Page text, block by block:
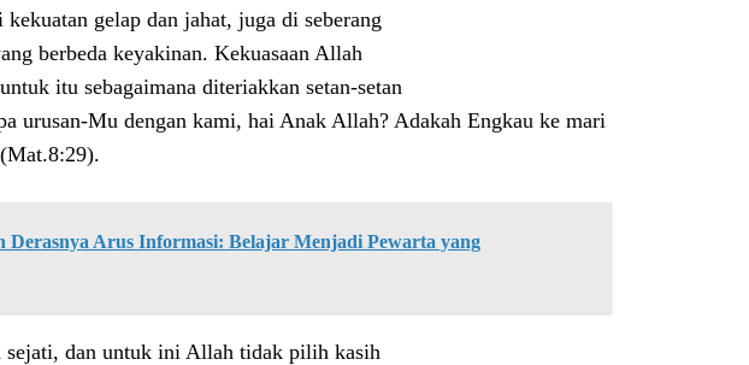
gelap dan jahat, juga di seberang
berbeda keyakinan. Kekuasaan Allah
itu sebagaimana diteriakkan setan-setan
urusan-Mu dengan kami, hai Anak Allah? Adakah Engkau ke mari
Derasnya Arus Informasi: Belajar Menjadi Pewarta yang
sejati, dan untuk ini Allah tidak pilih kasih